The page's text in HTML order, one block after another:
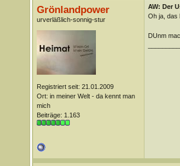
Grönlandpower
urverläßlich-sonnig-stur
Registriert seit: 21.01.2009
Ort: in meiner Welt - da kennt man
mich
Beiträge: 1.163
AW: Der
Oh ja, das
DUnm